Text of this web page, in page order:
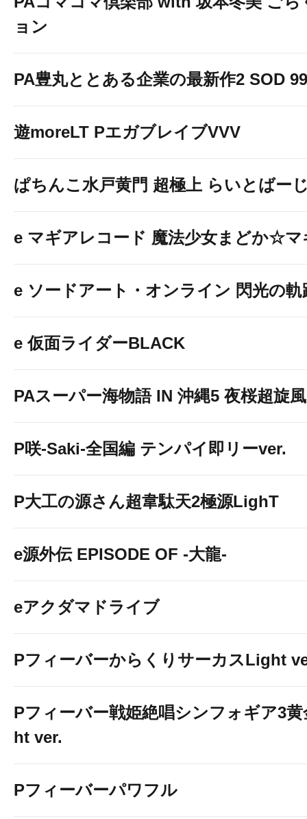
ョン
PA豊丸ととある企業の最新作2 SOD
遊moreLT PエガブレイブVVV
ぱちんこ水戸黄門 超極上 らいとばー
e マギアレコード 魔法少女まどか☆マ
e ソードアート・オンライン 閃光の軌
e 仮面ライダーBLACK
PAスーパー海物語 IN 沖縄5 夜桜超旋
P咲-Saki-全国編 テンパイ即リーver.
P大工の源さん超韋駄天2極源LighT
e源外伝 EPISODE OF -大龍-
eアクダマドライブ
PフィーバーからくりサーカスLight
Pフィーバー戦姫絶唱シンフォギア3
ht ver.
Pフィーバーパワフル